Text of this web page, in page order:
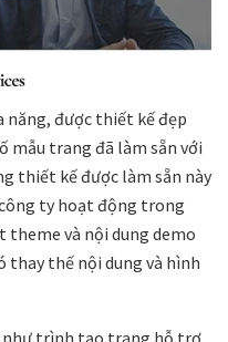
năng, được thiết kế đẹp
mẫu trang đã làm sẵn với
thiết kế được làm sẵn này
ty hoạt động trong
theme và nội dung demo
thay thế nội dung và hình
như trình tạo trang hỗ trợ